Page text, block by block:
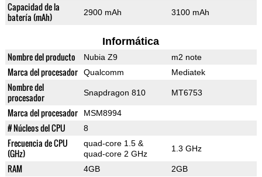
Capacidad de la
batería (mAh)
2900 mAh 3100 mAh
Informática
Nombre del producto Nubia Z9 m2 note
Marca del procesador Qualcomm Mediatek
Nombre del
procesador
Snapdragon 810 MT6753
Marca del procesador MSM8994
# Núcleos del CPU 8
Frecuencia de CPU
(GHz)
quad-core 1.5 &
quad-core 2 GHz
1.3 GHz
RAM 4GB 2GB